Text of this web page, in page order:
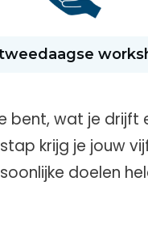
bent, wat je drijft
krijg je jouw
doelen